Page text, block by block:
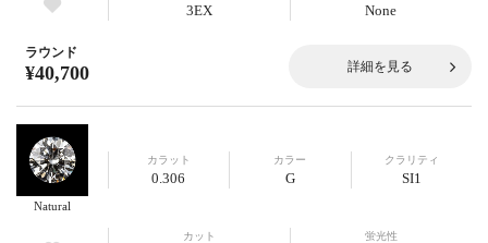
3EX None
ラウンド
¥40,700 詳細を見る
Natural
カラット
0.306
カラー
G
クラリティ
SI1
カット 蛍光性